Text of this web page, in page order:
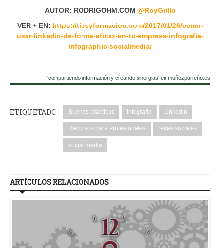
AUTOR: RODRIGOHM.COM @RoyGrillo
VER + EN: https://ticsyformacion.com/2017/01/26/como-
usar-linkedin-de-forma-eficaz-en-tu-empresa-infografia-
infographic-socialmedia/
'compartiendo información y creando sinergias' en muñozparreño.es
ETIQUETADO Buenas prácticas Infografía Linkedin
Recursos para Profesionales redes sociales
social media
ARTÍCULOS RELACIONADOS